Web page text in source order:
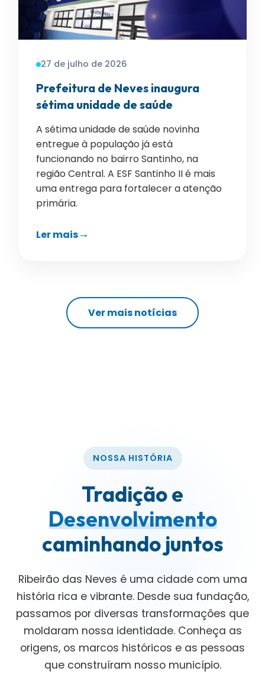
27 de julho de 2026
Prefeitura de Neves inaugura
sétima unidade de saúde
A sétima unidade de saúde novinha
entregue à população já está
funcionando no bairro Santinho, na
região Central. A ESF Santinho II é mais
uma entrega para fortalecer a atenção
primária.
Ler mais
Ver mais notícias
NOSSA HISTÓRIA
Tradição e
Desenvolvimento
caminhando juntos
Ribeirão das Neves é uma cidade com uma
história rica e vibrante. Desde sua fundação,
passamos por diversas transformações que
moldaram nossa identidade. Conheça as
origens, os marcos históricos e as pessoas
que construíram nosso município.